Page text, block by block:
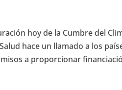
hoy de la Cumbre del
hace un llamado a los
a proporcionar